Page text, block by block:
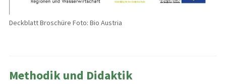
Deckblatt Broschüre Foto: Bio Austria
Methodik und Didaktik